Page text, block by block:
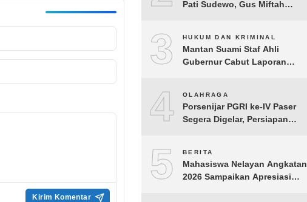
Pati Sudewo, Gus Miftah
3 HUKUM DAN KRIMINAL
Mantan Suami Staf Ahli
Gubernur Cabut Laporan
4 OLAHRAGA
Porsenijar PGRI ke-IV Paser
Segera Digelar, Persiapan
5 BERITA
Mahasiswa Nelayan Angkatan
2026 Sampaikan Apresiasi